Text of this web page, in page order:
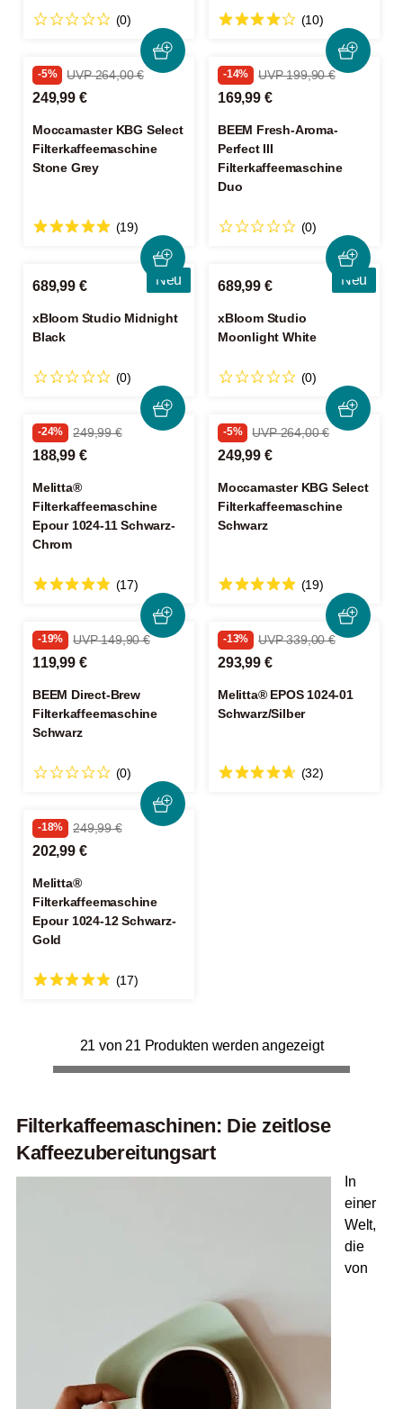
(0) (10)
-5% UVP 264,00 €
249,99 €
Moccamaster KBG Select
Filterkaffeemaschine
Stone Grey
(19)
-14% UVP 199,90 €
169,99 €
BEEM Fresh-Aroma-
Perfect III
Filterkaffeemaschine
Duo
(0)
Neu
689,99 €
xBloom Studio Midnight
Black
(0)
Neu
689,99 €
xBloom Studio
Moonlight White
(0)
-24% 249,99 €
188,99 €
Melitta®
Filterkaffeemaschine
Epour 1024-11 Schwarz-
Chrom
(17)
-5% UVP 264,00 €
249,99 €
Moccamaster KBG Select
Filterkaffeemaschine
Schwarz
(19)
-19% UVP 149,90 €
119,99 €
BEEM Direct-Brew
Filterkaffeemaschine
Schwarz
(0)
-13% UVP 339,00 €
293,99 €
Melitta® EPOS 1024-01
Schwarz/Silber
(32)
-18% 249,99 €
202,99 €
Melitta®
Filterkaffeemaschine
Epour 1024-12 Schwarz-
Gold
(17)
21 von 21 Produkten werden angezeigt
Filterkaffeemaschinen: Die zeitlose
Kaffeezubereitungsart
In
einer
Welt,
die
von